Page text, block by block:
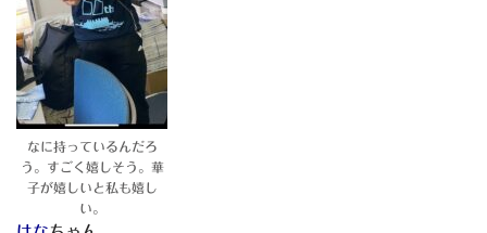
なに持っているんだろ
う。すごく嬉しそう。華
子が嬉しいと私も嬉し
い。